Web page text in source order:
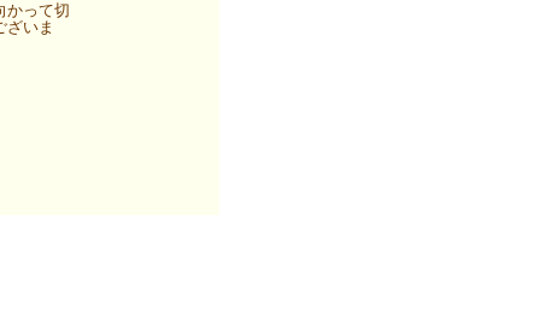
かって切
ざいま